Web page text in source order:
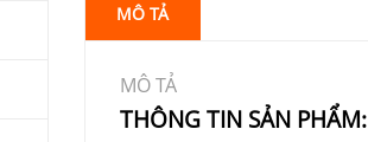
MÔ TẢ
MÔ TẢ
THÔNG TIN SẢN PHẨM: